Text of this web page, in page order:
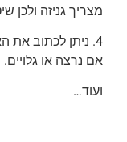
מצריך גניזה ולכן
4. ניתן לכתוב את
אם נרצה או גלויים.
ועוד…